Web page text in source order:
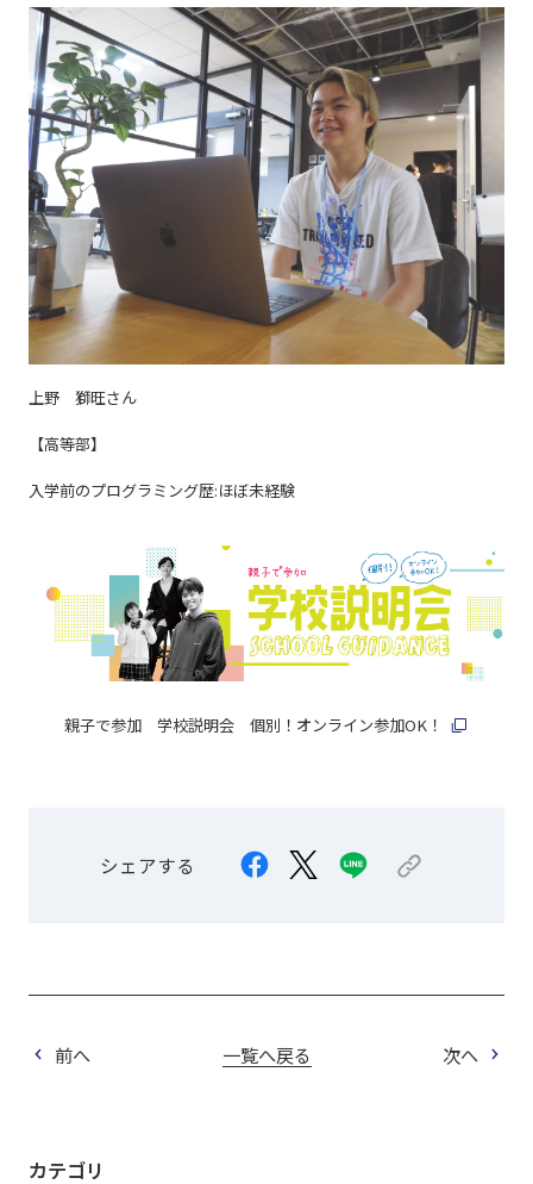
上野 獅旺さん
【高等部】
入学前のプログラミング歴:ほぼ未経験
親子で参加 学校説明会 個別！オンライン参加OK！
シェアする
前へ 一覧へ戻る 次へ
カテゴリ